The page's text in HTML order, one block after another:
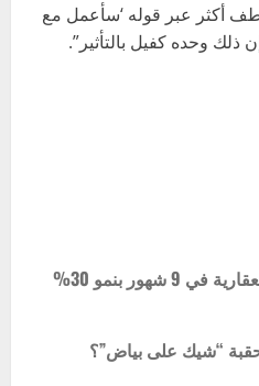
أكثر عبر قوله ‘سأعمل مع
ذلك وحده كفيل بالتأثير”.
“شيك على بياض”؟